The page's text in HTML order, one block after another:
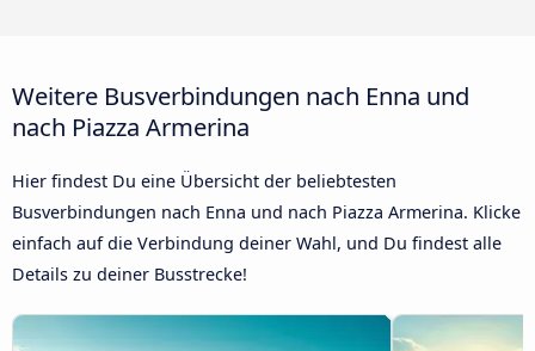
Weitere Busverbindungen nach Enna und
nach Piazza Armerina
Hier findest Du eine Übersicht der beliebtesten
Busverbindungen nach Enna und nach Piazza Armerina. Klicke
einfach auf die Verbindung deiner Wahl, und Du findest alle
Details zu deiner Busstrecke!